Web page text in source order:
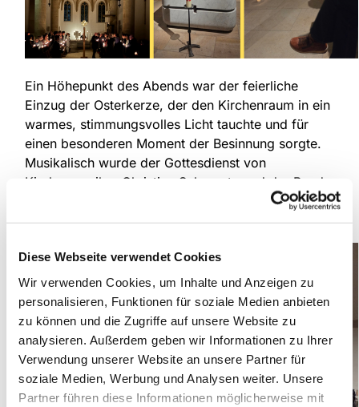
Diese Webseite verwendet Cookies
Wir verwenden Cookies, um Inhalte und Anzeigen zu
personalisieren, Funktionen für soziale Medien anbieten
zu können und die Zugriffe auf unsere Website zu
analysieren. Außerdem geben wir Informationen zu Ihrer
Verwendung unserer Website an unsere Partner für
soziale Medien, Werbung und Analysen weiter. Unsere
Partner führen diese Informationen möglicherweise mit
Ein Höhepunkt des Abends war der feierliche
Einzug der Osterkerze, der den Kirchenraum in ein
warmes, stimmungsvolles Licht tauchte und für
einen besonderen Moment der Besinnung sorgte.
Musikalisch wurde der Gottesdienst von
Kirchenmusiker Christian Schauerte und der Band
„Ella and the Gents“ gestaltet und verlieh der Feier
eine emotionale und zugleich lebendige Note.